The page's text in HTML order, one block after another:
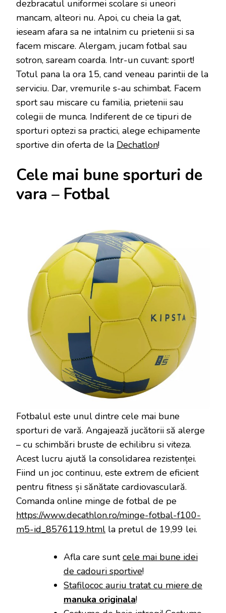
dezbracatul uniformei scolare si uneori
mancam, alteori nu. Apoi, cu cheia la gat,
ieseam afara sa ne intalnim cu prietenii si sa
facem miscare. Alergam, jucam fotbal sau
sotron, saream coarda. Intr-un cuvant: sport!
Totul pana la ora 15, cand veneau parintii de la
serviciu. Dar, vremurile s-au schimbat. Facem
sport sau miscare cu familia, prietenii sau
colegii de munca. Indiferent de ce tipuri de
sporturi optezi sa practici, alege echipamente
sportive din oferta de la Dechatlon!
Cele mai bune sporturi de
vara – Fotbal
Fotbalul este unul dintre cele mai bune
sporturi de vară. Angajează jucătorii să alerge
– cu schimbări bruste de echilibru si viteza.
Acest lucru ajută la consolidarea rezistenței.
Fiind un joc continuu, este extrem de eficient
pentru fitness și sănătate cardiovasculară.
Comanda online minge de fotbal de pe
https://www.decathlon.ro/minge-fotbal-f100-
m5-id_8576119.html la pretul de 19,99 lei.
Afla care suntcele mai bune idei
de cadouri sportive!
Stafilococ auriu tratat cu miere de
manuka originala!